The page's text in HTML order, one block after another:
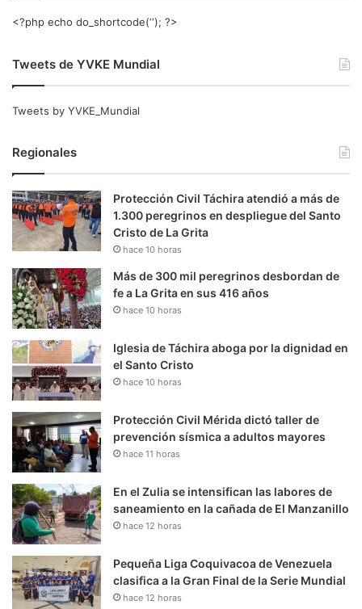
<?php echo do_shortcode(‘‘); ?>
Tweets de YVKE Mundial
Tweets by YVKE_Mundial
Regionales
Protección Civil Táchira atendió a más de
1.300 peregrinos en despliegue del Santo
Cristo de La Grita
hace 10 horas
Más de 300 mil peregrinos desbordan de
fe a La Grita en sus 416 años
hace 10 horas
Iglesia de Táchira aboga por la dignidad en
el Santo Cristo
hace 10 horas
Protección Civil Mérida dictó taller de
prevención sísmica a adultos mayores
hace 11 horas
En el Zulia se intensifican las labores de
saneamiento en la cañada de El Manzanillo
hace 12 horas
Pequeña Liga Coquivacoa de Venezuela
clasifica a la Gran Final de la Serie Mundial
hace 12 horas